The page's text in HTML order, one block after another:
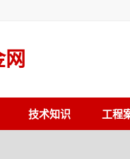
技术知识 工程